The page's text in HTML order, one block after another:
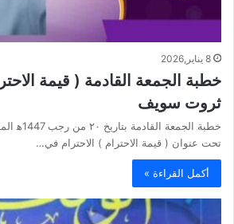
8 يناير,2026
خطبة الجمعة القادمة ( قيمة
ثروت سويف
تحت عنوان ( قيمة الاحترام ) الاحترام في…
أكمل القراءة »